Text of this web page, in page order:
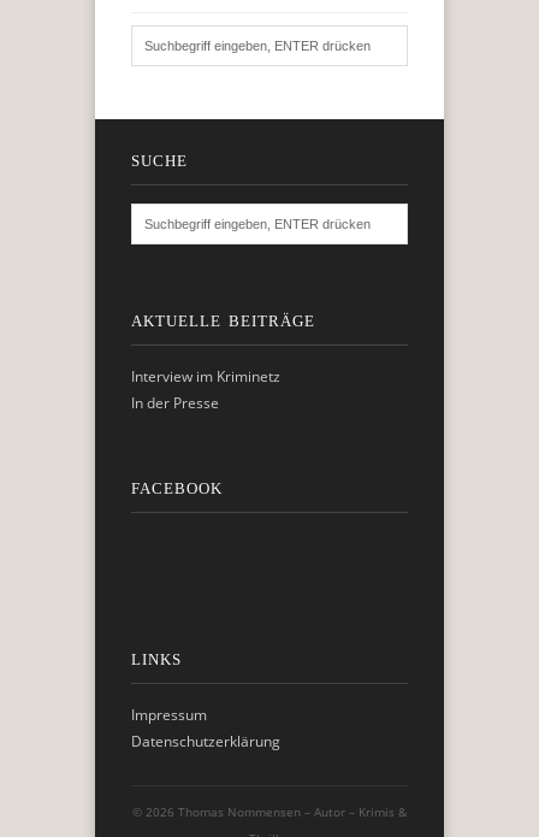
SUCHE
AKTUELLE BEITRÄGE
Interview im Kriminetz
In der Presse
FACEBOOK
LINKS
Impressum
Datenschutzerklärung
© 2026 Thomas Nommensen – Autor – Krimis &